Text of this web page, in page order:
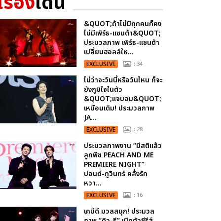
&QUOT;ถ้าไม่มีทุกคนก็คง
ไม่มีเพิร์ธ-แซนต้า&QUOT;
ประมวลภาพ เพิร์ธ-แซนต้า
เปลี่ยนฮอลล์ให...
EXCLUSIVE : 34
ไม่ว่าจะวันนี้หรือวันไหน ก็จะ
ยังภูมิใจในตัว
&QUOT;แจบอม&QUOT;
เหมือนเดิม! ประมวลภาพ
JA...
EXCLUSIVE : 28
ประมวลภาพงาน “มีสติแล้ว
ลูกพีช PEACH AND ME
PREMIERE NIGHT”
ปอนด์-ภูวินทร์ คลั่งรัก
หวา...
EXCLUSIVE : 16
เคมีดี มวลสนุก! ประมวล